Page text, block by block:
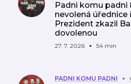
Padni komu padni
nevolená úřednice
Prezident zkazil
dovolenou
27. 7. 2026 54 min
PADNI KOMU PADNI